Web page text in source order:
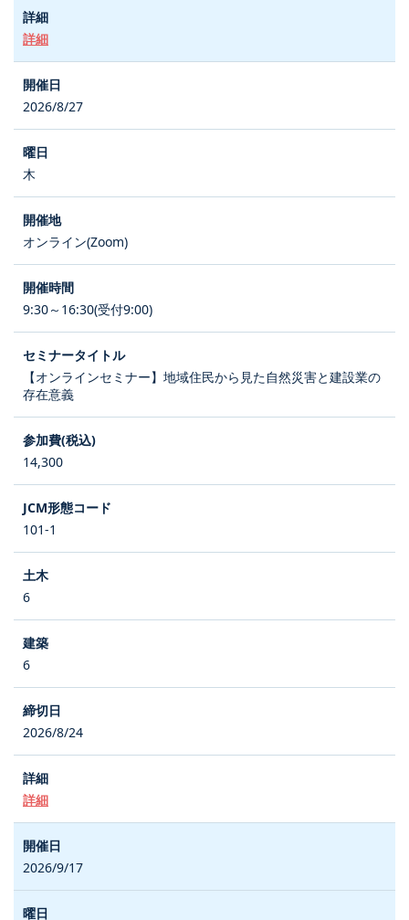
詳細
2026/8/27
木
オンライン(Zoom)
9:30～16:30(受付9:00)
【オンラインセミナー】地域住民から見た自然災害と建設業の
存在意義
14,300
101-1
6
6
2026/8/24
詳細
2026/9/17